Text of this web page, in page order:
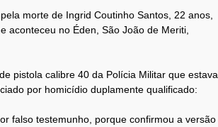
morte de Ingrid Coutinho Santos, 22 anos,
aconteceu no Éden, São João de Meriti,
pistola calibre 40 da Polícia Militar que estava
por homicídio duplamente qualificado:
falso testemunho, porque confirmou a versão